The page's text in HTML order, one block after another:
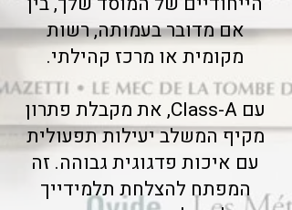
אם מדובר בעמותה, רשות
מקומית או מרכז קהילתי.
עם Class-A, את מקבלת פתרון
מקיף המשלב יעילות תפעולית
עם איכות פדגוגית גבוהה. זה
המפתח להצלחת תלמידייך